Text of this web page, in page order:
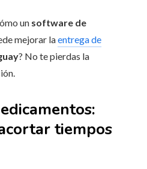
un software de
mejorar laentrega de
? No te pierdas la
tiempos